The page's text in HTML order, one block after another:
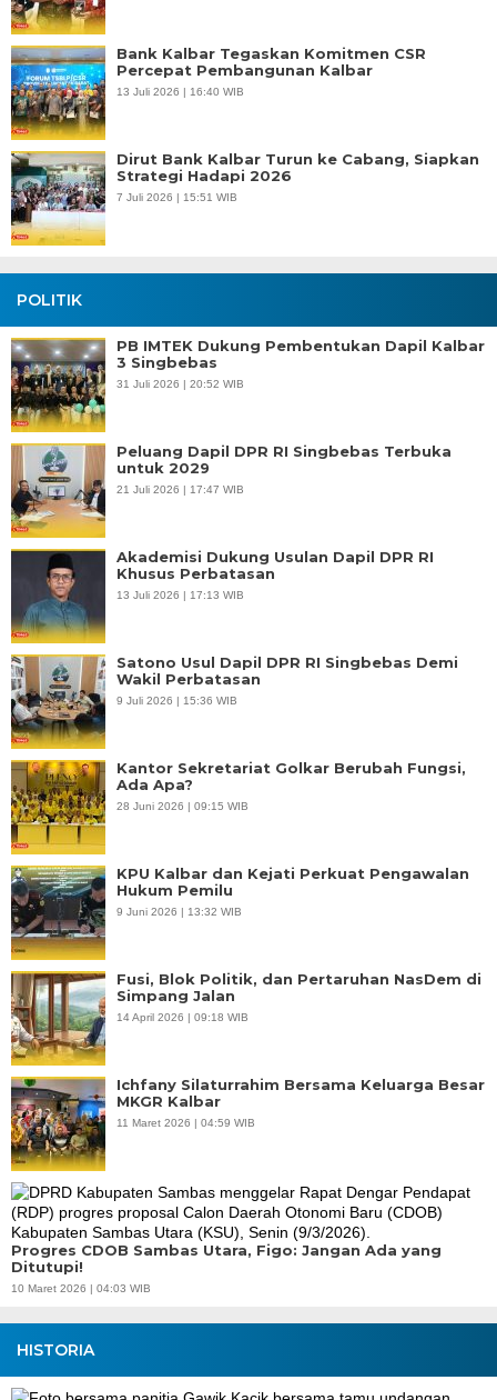
Bank Kalbar Tegaskan Komitmen CSR
Percepat Pembangunan Kalbar
13 Juli 2026 | 16:40 WIB
Dirut Bank Kalbar Turun ke Cabang, Siapkan
Strategi Hadapi 2026
7 Juli 2026 | 15:51 WIB
POLITIK
PB IMTEK Dukung Pembentukan Dapil Kalbar
3 Singbebas
31 Juli 2026 | 20:52 WIB
Peluang Dapil DPR RI Singbebas Terbuka
untuk 2029
21 Juli 2026 | 17:47 WIB
Akademisi Dukung Usulan Dapil DPR RI
Khusus Perbatasan
13 Juli 2026 | 17:13 WIB
Satono Usul Dapil DPR RI Singbebas Demi
Wakil Perbatasan
9 Juli 2026 | 15:36 WIB
Kantor Sekretariat Golkar Berubah Fungsi,
Ada Apa?
28 Juni 2026 | 09:15 WIB
KPU Kalbar dan Kejati Perkuat Pengawalan
Hukum Pemilu
9 Juni 2026 | 13:32 WIB
Fusi, Blok Politik, dan Pertaruhan NasDem di
Simpang Jalan
14 April 2026 | 09:18 WIB
Ichfany Silaturrahim Bersama Keluarga Besar
MKGR Kalbar
11 Maret 2026 | 04:59 WIB
Progres CDOB Sambas Utara, Figo: Jangan Ada yang
Ditutupi!
10 Maret 2026 | 04:03 WIB
HISTORIA